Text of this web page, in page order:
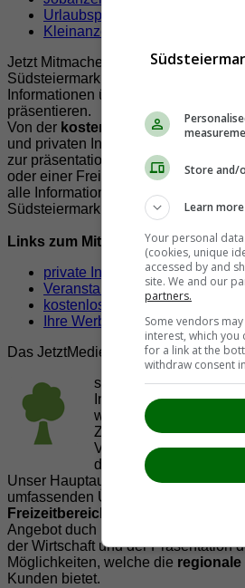
Urlaubspauschalen
Kleinanzeigen
Jetzt Mitmachen!
Südsteiermark.at bietet Ihnen viele
Informationen über und aus der
präsentieren.
Von der kostenlosen
und privaten Inserate, über
zur präsentatioen Ihrer Firma,
oder einer Freizeit und
alle Informationen der Südsteiermark
Südsteiermark auf einer Seite zu
Links zum Mitmachen!
private Inserate aufgeben
Veranstaltungen eintragen
kostenloser Eintrag für
Ihre Werbung auf
Das JetztMedien.com Medien
suedsteiermark.at ist
Internetadressen der
welche es sich zur
Zusammenarbeit mit
Vereinen und
der Region
Unser Hauptaugenmerk liegt dabei,
umfassenden Überblick der
Freizeitbereich
zu vermittelt.
Angebot duch Informationen zur
der Wirtschaft und der Präsentation
Möglichkeiten, welche die
Kunden bietet.
Store and/
Learn more
Your personal
(cookies, unique
accessed by and
site. We and our
partners.
Some vendors
interest, which
for a link at the
withdraw consent